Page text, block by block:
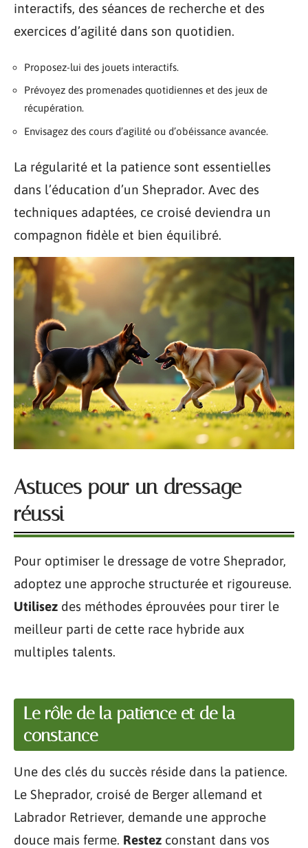
interactifs, des séances de recherche et des
exercices d’agilité dans son quotidien.
Proposez-lui des jouets interactifs.
Prévoyez des promenades quotidiennes et des jeux de
récupération.
Envisagez des cours d’agilité ou d’obéissance avancée.
La régularité et la patience sont essentielles
dans l’éducation d’un Sheprador. Avec des
techniques adaptées, ce croisé deviendra un
compagnon fidèle et bien équilibré.
Astuces pour un dressage
réussi
Pour optimiser le dressage de votre Sheprador,
adoptez une approche structurée et rigoureuse.
Utilisez des méthodes éprouvées pour tirer le
meilleur parti de cette race hybride aux
multiples talents.
Le rôle de la patience et de la
constance
Une des clés du succès réside dans la patience.
Le Sheprador, croisé de Berger allemand et
Labrador Retriever, demande une approche
douce mais ferme. Restez constant dans vos